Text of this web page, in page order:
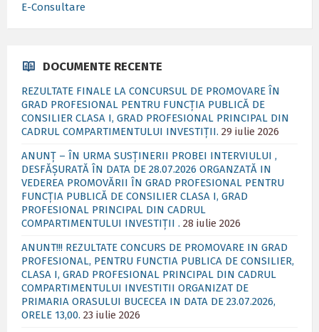
E-Consultare
DOCUMENTE RECENTE
REZULTATE FINALE LA CONCURSUL DE PROMOVARE ÎN
GRAD PROFESIONAL PENTRU FUNCȚIA PUBLICĂ DE
CONSILIER CLASA I, GRAD PROFESIONAL PRINCIPAL DIN
CADRUL COMPARTIMENTULUI INVESTIȚII. 29 iulie 2026
ANUNȚ – ÎN URMA SUSȚINERII PROBEI INTERVIULUI ,
DESFĂȘURATĂ ÎN DATA DE 28.07.2026 ORGANZATĂ IN
VEDEREA PROMOVĂRII ÎN GRAD PROFESIONAL PENTRU
FUNCȚIA PUBLICĂ DE CONSILIER CLASA I, GRAD
PROFESIONAL PRINCIPAL DIN CADRUL
COMPARTIMENTULUI INVESTIȚII . 28 iulie 2026
ANUNT!!! REZULTATE CONCURS DE PROMOVARE IN GRAD
PROFESIONAL, PENTRU FUNCTIA PUBLICA DE CONSILIER,
CLASA I, GRAD PROFESIONAL PRINCIPAL DIN CADRUL
COMPARTIMENTULUI INVESTITII ORGANIZAT DE
PRIMARIA ORASULUI BUCECEA IN DATA DE 23.07.2026,
ORELE 13,00. 23 iulie 2026